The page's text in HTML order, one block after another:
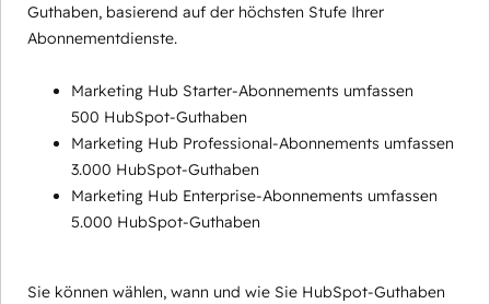
Guthaben, basierend auf der höchsten Stufe Ihrer
Abonnementdienste.
Marketing Hub Starter-Abonnements umfassen
500 HubSpot-Guthaben
Marketing Hub Professional-Abonnements umfassen
3.000 HubSpot-Guthaben
Marketing Hub Enterprise-Abonnements umfassen
5.000 HubSpot-Guthaben
Sie können wählen, wann und wie Sie HubSpot-Guthaben